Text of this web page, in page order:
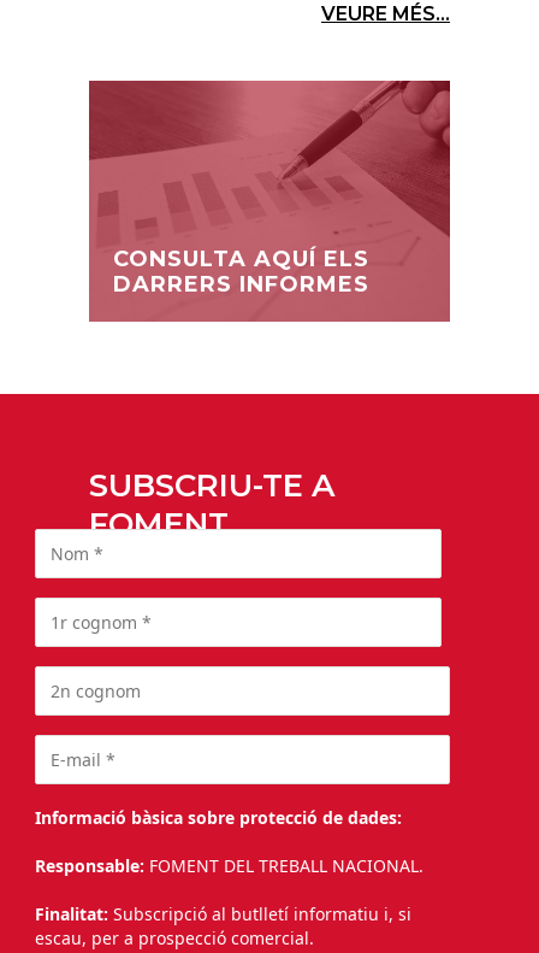
VEURE MÉS...
CONSULTA AQUÍ ELS
DARRERS INFORMES
SUBSCRIU-TE A
FOMENT
Informació bàsica sobre protecció de dades:
Responsable: FOMENT DEL TREBALL NACIONAL.
Finalitat: Subscripció al butlletí informatiu i, si
escau, per a prospecció comercial.